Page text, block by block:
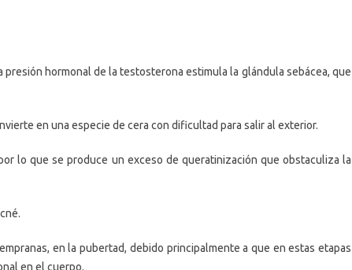
presión hormonal de la testosterona estimula la glándula sebácea, que
en una especie de cera con dificultad para salir al exterior.
lo que se produce un exceso de queratinización que obstaculiza la
en la pubertad, debido principalmente a que en estas etapas
en el cuerpo.